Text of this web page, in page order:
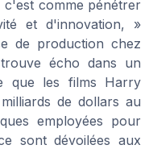
c'est comme pénétrer
et d'innovation, »
de production chez
écho dans un
que les films Harry
de dollars au
employées pour
sont dévoilées aux